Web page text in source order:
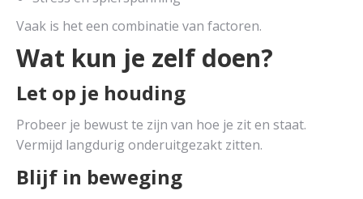
Vaak is het een combinatie van factoren.
Wat kun je zelf doen?
Let op je houding
Probeer je bewust te zijn van hoe je zit en staat.
Vermijd langdurig onderuitgezakt zitten.
Blijf in beweging